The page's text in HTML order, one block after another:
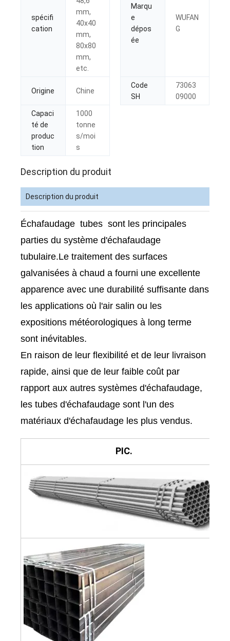
spécifi
cation
mm,
40x40
mm,
80x80
mm,
etc.
Marqu
e
dépos
ée
WUFAN
G
Origine Chine
Code
SH
73063
09000
Capaci
té de
produc
tion
1000
tonne
s/moi
s
Description du produit
Description du produit
Échafaudage tubes sont les principales
parties du système d'échafaudage
tubulaire.Le traitement des surfaces
galvanisées à chaud a fourni une excellente
apparence avec une durabilité suffisante dans
les applications où l'air salin ou les
expositions météorologiques à long terme
sont inévitables.
En raison de leur flexibilité et de leur livraison
rapide, ainsi que de leur faible coût par
rapport aux autres systèmes d'échafaudage,
les tubes d'échafaudage sont l'un des
matériaux d'échafaudage les plus vendus.
PIC.